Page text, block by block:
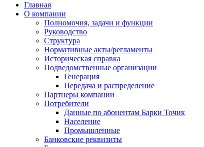
Главная
О компании
Полномочия, задачи и функции
Руководство
Структура
Нормативные акты/регламенты
Историческая справка
Подведомственные организации
Генерация
Передача и распределение
Партнеры компании
Потребители
Данные по абонентам Барки Точик
Население
Промышленные
Банковские реквизиты